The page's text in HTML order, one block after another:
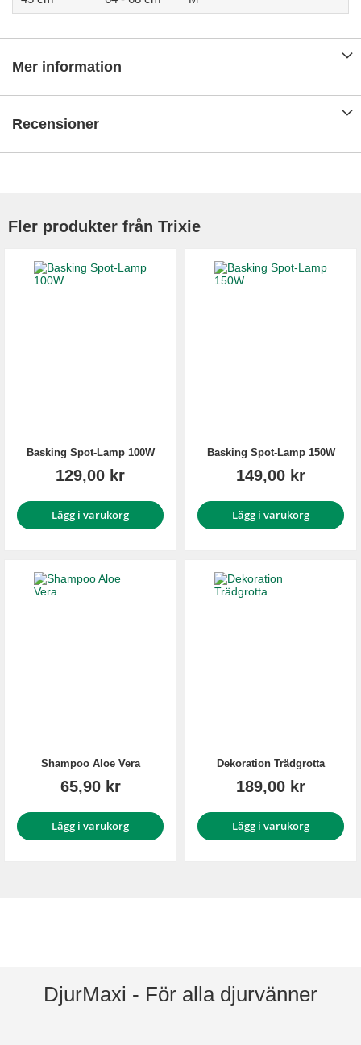
Mer information
Recensioner
Fler produkter från Trixie
Basking Spot-Lamp 100W
129,00 kr
Lägg i varukorg
Basking Spot-Lamp 150W
149,00 kr
Lägg i varukorg
Shampoo Aloe Vera
65,90 kr
Lägg i varukorg
Dekoration Trädgrotta
189,00 kr
Lägg i varukorg
DjurMaxi - För alla djurvänner